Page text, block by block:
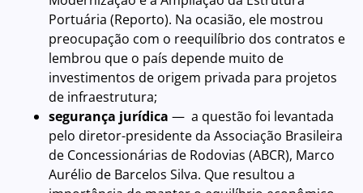
Portuária (Reporto). Na ocasião, ele mostrou
preocupação com o reequilíbrio dos contratos e
lembrou que o país depende muito de
investimentos de origem privada para projetos
de infraestrutura;
segurança jurídica — a questão foi levantada
pelo diretor-presidente da Associação Brasileira
de Concessionárias de Rodovias (ABCR), Marco
Aurélio de Barcelos Silva. Que resultou a